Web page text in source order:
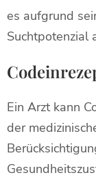
es aufgrund
Suchtpotenzial
Ein Arzt kann
der